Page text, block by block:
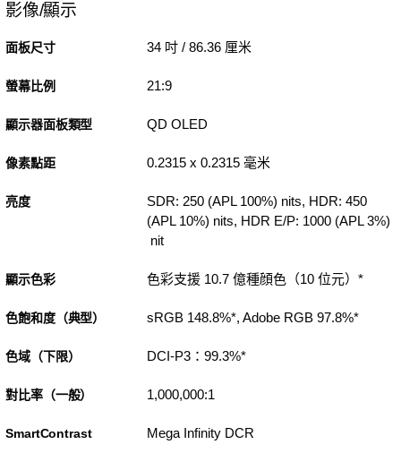
影像/顯示
面板尺寸 34 吋 / 86.36 厘米
螢幕比例 21:9
顯示器面板類型 QD OLED
像素點距 0.2315 x 0.2315 毫米
亮度
SDR: 250 (APL 100%) nits, HDR: 450
(APL 10%) nits, HDR E/P: 1000 (APL 3%)
nit
顯示色彩 色彩支援 10.7 億種顔色（10 位元）*
色飽和度（典型） sRGB 148.8%*, Adobe RGB 97.8%*
色域（下限） DCI-P3：99.3%*
對比率（一般） 1,000,000:1
SmartContrast Mega Infinity DCR